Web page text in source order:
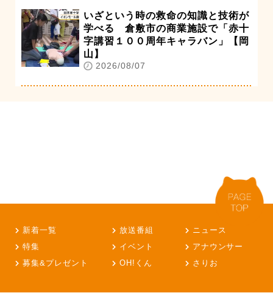
いざという時の救命の知識と技術が
学べる 倉敷市の商業施設で「赤十
字講習１００周年キャラバン」【岡
山】
2026/08/07
新着一覧 放送番組
ニュース
特集
イベント
アナウンサー
募集&プレゼント
OH!くん さりお